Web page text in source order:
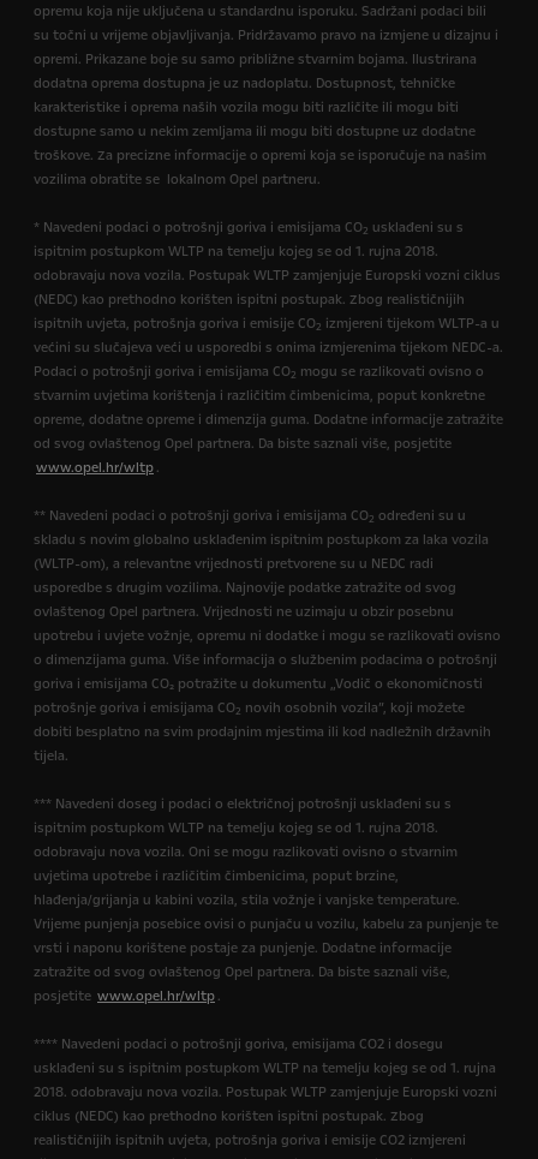
opremu koja nije uključena u standardnu isporuku. Sadržani podaci bili
su točni u vrijeme objavljivanja. Pridržavamo pravo na izmjene u dizajnu i
opremi. Prikazane boje su samo približne stvarnim bojama. Ilustrirana
dodatna oprema dostupna je uz nadoplatu. Dostupnost, tehničke
karakteristike i oprema naših vozila mogu biti različite ili mogu biti
dostupne samo u nekim zemljama ili mogu biti dostupne uz dodatne
troškove. Za precizne informacije o opremi koja se isporučuje na našim
vozilima obratite se lokalnom Opel partneru.
* Navedeni podaci o potrošnji goriva i emisijama CO2 usklađeni su s
ispitnim postupkom WLTP na temelju kojeg se od 1. rujna 2018.
odobravaju nova vozila. Postupak WLTP zamjenjuje Europski vozni ciklus
(NEDC) kao prethodno korišten ispitni postupak. Zbog realističnijih
ispitnih uvjeta, potrošnja goriva i emisije CO2 izmjereni tijekom WLTP-a u
većini su slučajeva veći u usporedbi s onima izmjerenima tijekom NEDC-a.
Podaci o potrošnji goriva i emisijama CO2 mogu se razlikovati ovisno o
stvarnim uvjetima korištenja i različitim čimbenicima, poput konkretne
opreme, dodatne opreme i dimenzija guma. Dodatne informacije zatražite
od svog ovlaštenog Opel partnera. Da biste saznali više, posjetite
www.opel.hr/wltp .
** Navedeni podaci o potrošnji goriva i emisijama CO2 određeni su u
skladu s novim globalno usklađenim ispitnim postupkom za laka vozila
(WLTP-om), a relevantne vrijednosti pretvorene su u NEDC radi
usporedbe s drugim vozilima. Najnovije podatke zatražite od svog
ovlaštenog Opel partnera. Vrijednosti ne uzimaju u obzir posebnu
upotrebu i uvjete vožnje, opremu ni dodatke i mogu se razlikovati ovisno
o dimenzijama guma. Više informacija o službenim podacima o potrošnji
goriva i emisijama CO₂ potražite u dokumentu „Vodič o ekonomičnosti
potrošnje goriva i emisijama CO2 novih osobnih vozila”, koji možete
dobiti besplatno na svim prodajnim mjestima ili kod nadležnih državnih
tijela.
*** Navedeni doseg i podaci o električnoj potrošnji usklađeni su s
ispitnim postupkom WLTP na temelju kojeg se od 1. rujna 2018.
odobravaju nova vozila. Oni se mogu razlikovati ovisno o stvarnim
uvjetima upotrebe i različitim čimbenicima, poput brzine,
hlađenja/grijanja u kabini vozila, stila vožnje i vanjske temperature.
Vrijeme punjenja posebice ovisi o punjaču u vozilu, kabelu za punjenje te
vrsti i naponu korištene postaje za punjenje. Dodatne informacije
zatražite od svog ovlaštenog Opel partnera. Da biste saznali više,
posjetite www.opel.hr/wltp .
**** Navedeni podaci o potrošnji goriva, emisijama CO2 i dosegu
usklađeni su s ispitnim postupkom WLTP na temelju kojeg se od 1. rujna
2018. odobravaju nova vozila. Postupak WLTP zamjenjuje Europski vozni
ciklus (NEDC) kao prethodno korišten ispitni postupak. Zbog
realističnijih ispitnih uvjeta, potrošnja goriva i emisije CO2 izmjereni